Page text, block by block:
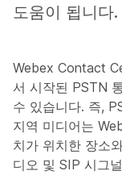
도움이 됩니다.
Webex Contact
서 시작된 PSTN
수 있습니다. 즉,
지역 미디어는
치가 위치한 장소
디오 및 SIP 시그